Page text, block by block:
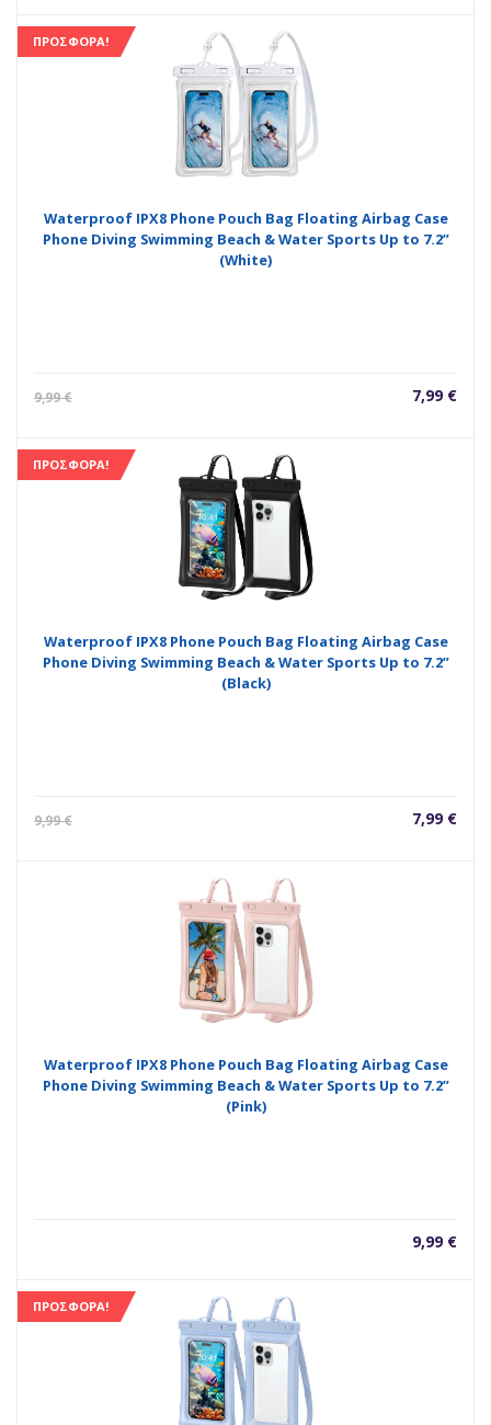
ΠΡΟΣΦΟΡΆ!
Waterproof IPX8 Phone Pouch Bag Floating Airbag Case
Phone Diving Swimming Beach & Water Sports Up to 7.2”
(White)
9,99€ 7,99 €
Η
ΠΡΟΣΦΟΡΆ!
Waterproof IPX8 Phone Pouch Bag Floating Airbag Case
Phone Diving Swimming Beach & Water Sports Up to 7.2”
(Black)
9,99€ 7,99 €
Η
Waterproof IPX8 Phone Pouch Bag Floating Airbag Case
Phone Diving Swimming Beach & Water Sports Up to 7.2”
(Pink)
9,99 €
ΠΡΟΣΦΟΡΆ!